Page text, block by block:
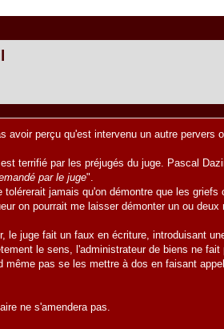
avoir perçu qu'est intervenu un autre pervers
terrifié par les préjugés du juge. Pascal
par le juge".
jamais qu'on démontre que les
on pourrait me laisser démonter un ou
le juge fait un faux en écriture, introduisant
le sens, l'administrateur de biens ne
pas se les mettre à dos en faisant
ne s'amendera pas.